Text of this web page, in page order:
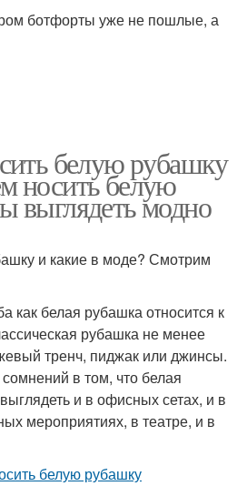
ботфорты уже не пошлые, а
белую рубашку
носить белую
выглядеть модно
и какие в моде? Смотрим
как белая рубашка относится к
рубашка не менее
тренч, пиджак или джинсы.
в том, что белая
и в офисных сетах, и в
мероприятиях, в театре, и в